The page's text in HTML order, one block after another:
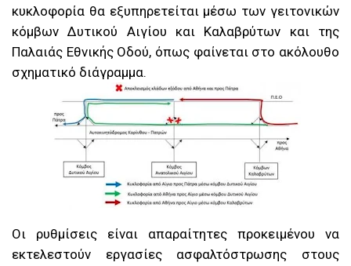
κυκλοφορία θα εξυπηρετείται μέσω των γειτονικών
κόμβων Δυτικού Αιγίου και Καλαβρύτων και της
Παλαιάς Εθνικής Οδού, όπως φαίνεται στο ακόλουθο
σχηματικό διάγραμμα.
Οι ρυθμίσεις είναι απαραίτητες προκειμένου να
εκτελεστούν εργασίες ασφαλτόστρωσης στους